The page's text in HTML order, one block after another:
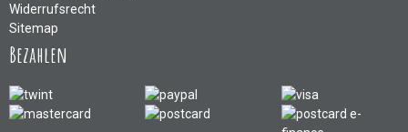
Widerrufsrecht
Sitemap
Bezahlen